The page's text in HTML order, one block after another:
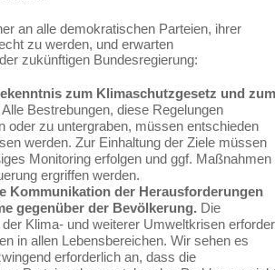
an alle demokratischen Parteien, ihrer
zu werden, und erwarten
zukünftigen Bundesregierung:
zum Klimaschutzgesetz und zum
Alle Bestrebun­gen, diese Regelungen
oder zu untergraben, müssen entschieden
werden. Zur Einhaltung der Ziele müssen
Monitoring erfolgen und ggf. Maßnahmen
ergriffen werden.
Kommunikation der Herausforderungen
gegenüber der Bevölkerung. Die
Klima- und weiterer Umweltkrisen
in allen Lebensbereichen. Wir sehen es
erforderlich an, dass die